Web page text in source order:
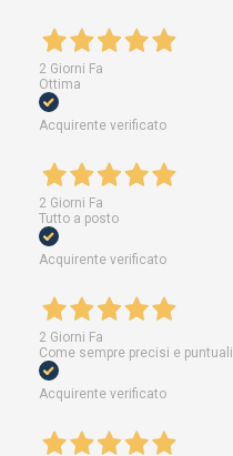
2 Giorni Fa
Ottima
Acquirente verificato
2 Giorni Fa
Tutto a posto
Acquirente verificato
2 Giorni Fa
Come sempre precisi e puntuali
Acquirente verificato